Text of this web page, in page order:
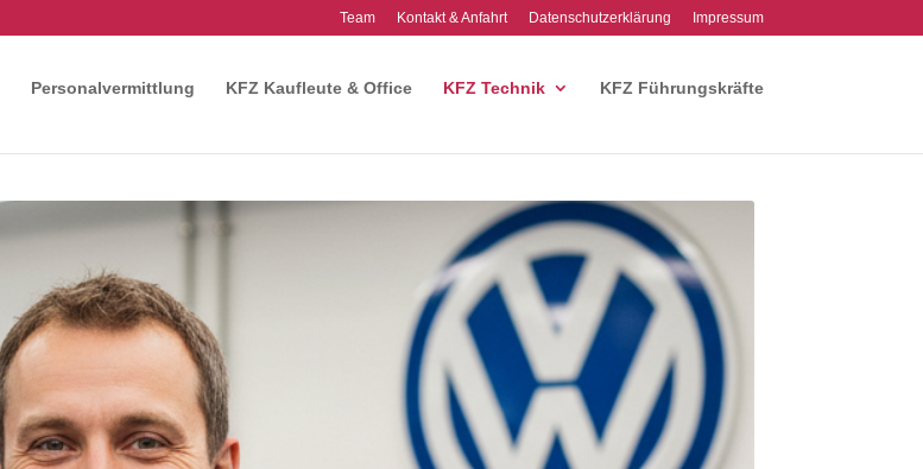
Team Kontakt & Anfahrt Datenschutzerklärung Impressum
Personalvermittlung KFZ Kaufleute & Office KFZ Technik KFZ Führungskräfte